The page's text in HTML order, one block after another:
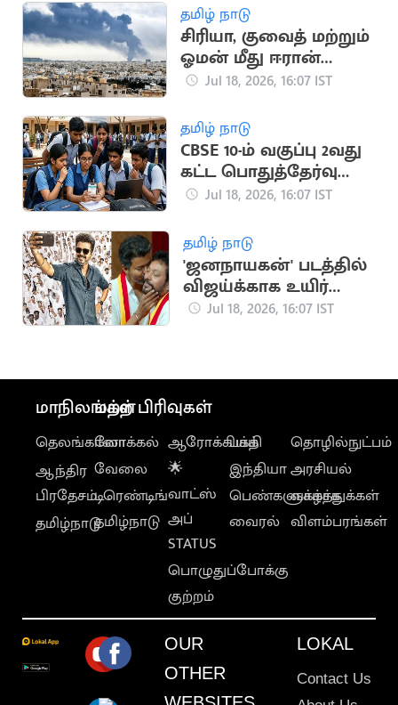
தமிழ் நாடு
சிரியா, குவைத் மற்றும்
ஓமன் மீது ஈரான்
பதிலடி தாக்குதல்
Jul 18, 2026, 16:07 IST
தமிழ் நாடு
CBSE 10-ம் வகுப்பு 2வது
கட்ட பொதுத்தேர்வு
முடிவுகள்
Jul 18, 2026, 16:07 IST
தமிழ் நாடு
'ஜனநாயகன்' படத்தில்
விஜய்க்காக உயிர்
கொடுக்கும் நண்பன்
Jul 18, 2026, 16:07 IST
மாநிலங்கள்
தெலங்கானா
ஆந்திர
பிரதேசம்
தமிழ்நாடு
மற்ற பிரிவுகள்
லோக்கல்
வேலை
டிரெண்டிங்
தமிழ்நாடு
ஆரோக்கியம்
🌟
வாட்ஸ்
அப்
STATUS
பொழுதுப்போக்கு
குற்றம்
பக்தி
இந்தியா
பெண்களுக்காக
வைரல்
தொழில்நுட்பம்
அரசியல்
வாழ்த்துக்கள்
விளம்பரங்கள்
OUR
OTHER
LOKAL
Contact Us